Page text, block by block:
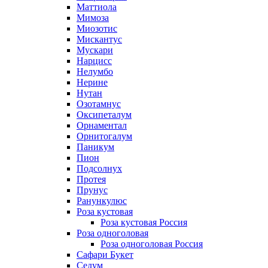
Маттиола
Мимоза
Миозотис
Мискантус
Мускари
Нарцисс
Нелумбо
Нерине
Нутан
Озотамнус
Оксипеталум
Орнаментал
Орнитогалум
Паникум
Пион
Подсолнух
Протея
Прунус
Ранункулюс
Роза кустовая
Роза кустовая Россия
Роза одноголовая
Роза одноголовая Россия
Сафари Букет
Седум